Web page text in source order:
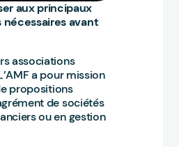
aux principaux
nécessaires avant
associations
a pour mission
propositions
de sociétés
ou en gestion